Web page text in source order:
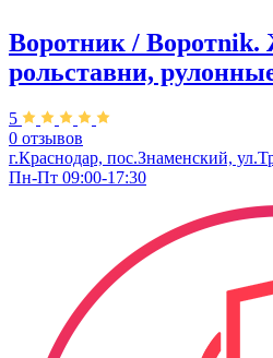
Воротник /
рольставни,
5
0 отзывов
г.Краснодар, пос.Знаменский,
Пн-Пт 09:00-17:30